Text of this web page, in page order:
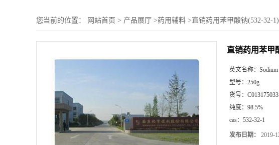
您当前的位置： 网站首页 > 产品展厅 >药用辅料 > 直销药用苯甲酸钠(532-32-
直销药用苯甲
英文名称： Sodium
型号： 250g
货号：
纯度： 98.5%
cas： 532-32-1
发布日期： 2019-